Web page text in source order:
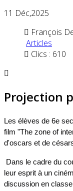
11 Déc,2025
François
Articles
Clics : 610
Projection
Les élèves de 6e
film "The zone of
d'oscars et de
Dans le cadre du
leur esprit à un
discussion en